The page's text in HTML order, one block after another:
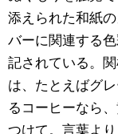
添えられた和紙
バーに関連する
記されている。
は、たとえばグ
るコーヒーなら
つけて。言葉よ